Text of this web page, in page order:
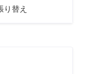
り替え